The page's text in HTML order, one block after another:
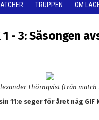
TRUPPEN OM
1 - 3: Säsongen
Thörnqvist (Från match
11:e seger för året näg GIF